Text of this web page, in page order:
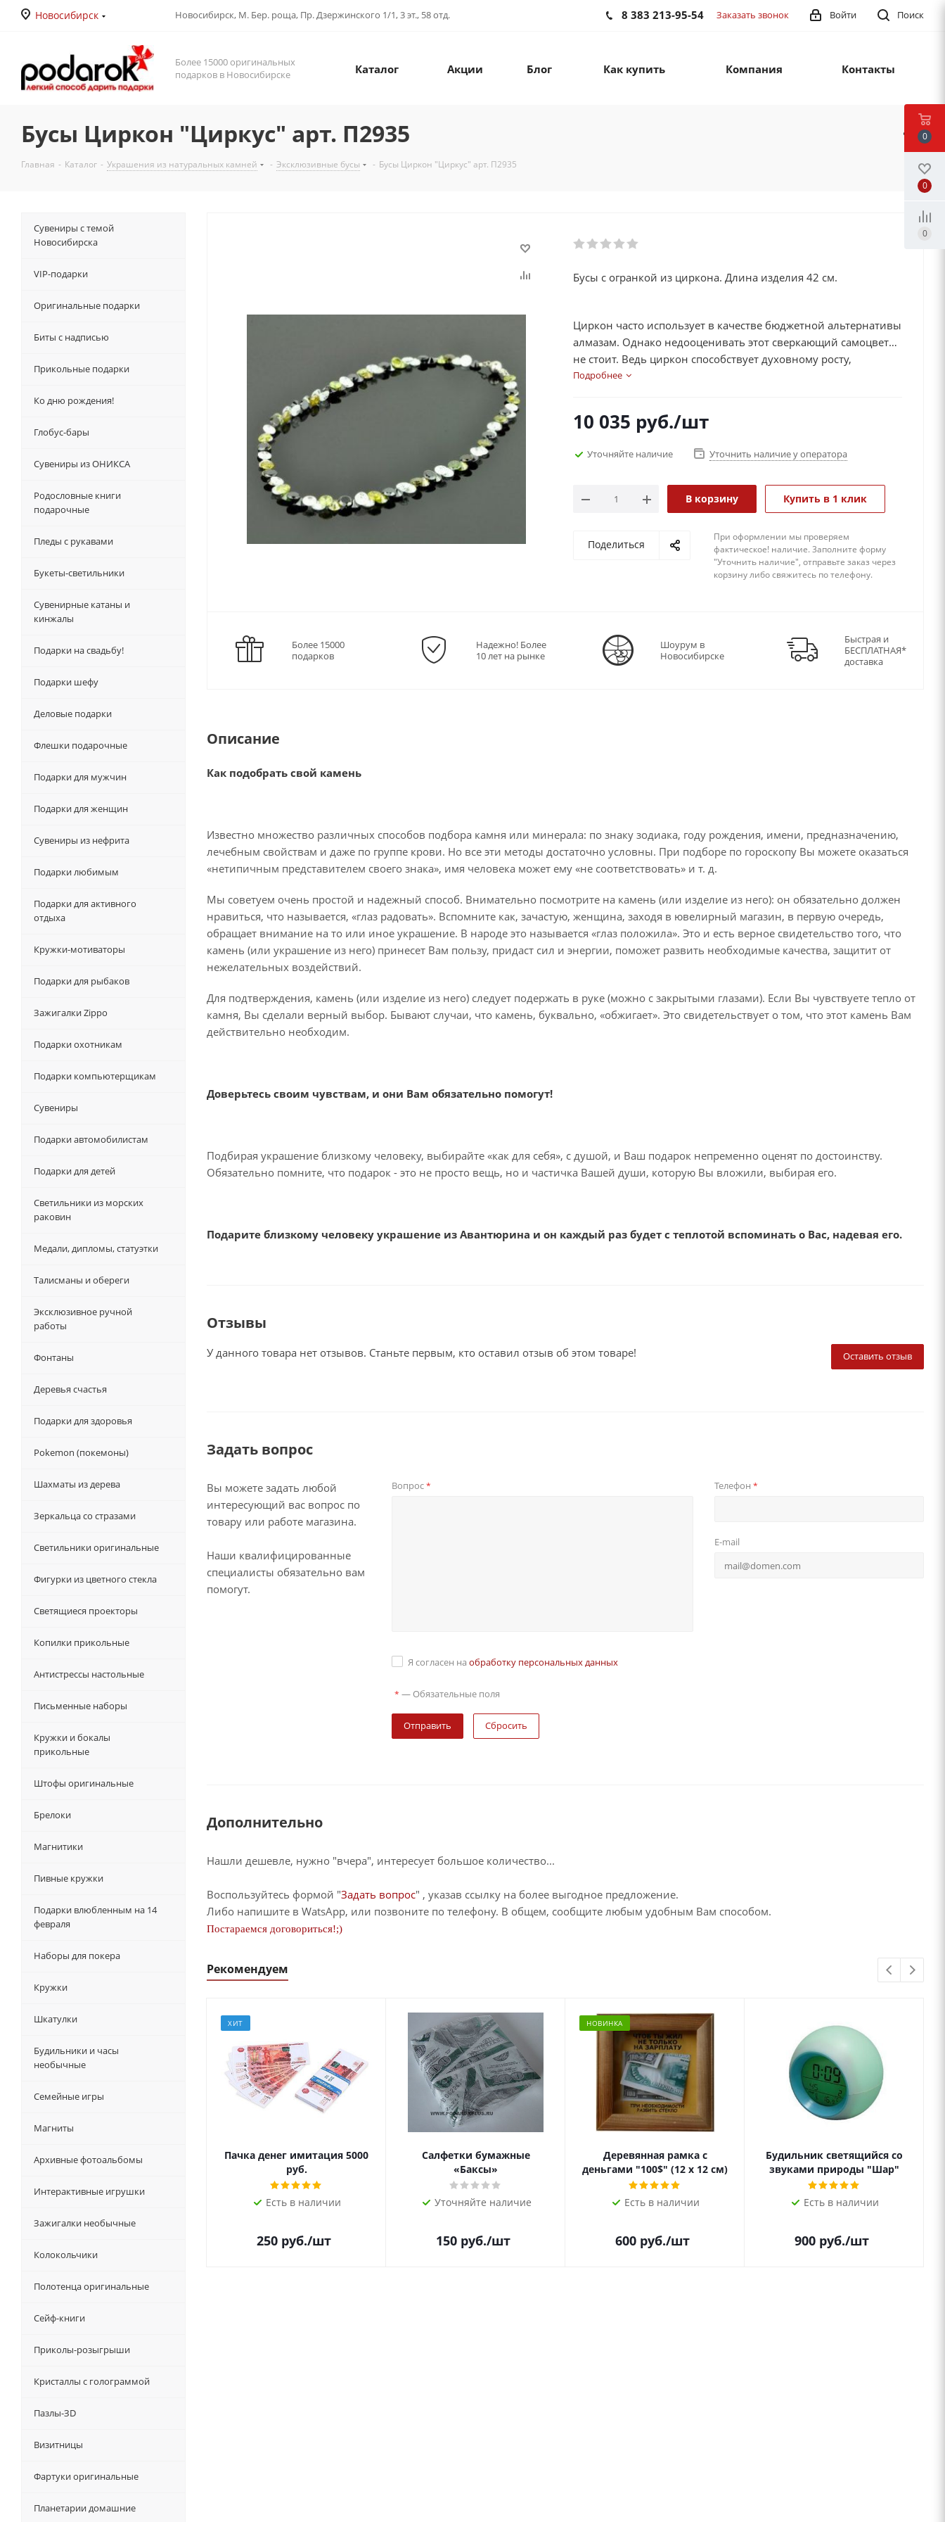
Новосибирск Новосибирск, М. Бер. роща, Пр. Дзержинского 1/1, 3 эт., 58 отд. Поиск
Войти
8 383 213-95-54 Заказать звонок
Более 15000 оригинальных
подарков в Новосибирске
Каталог Акции Блог Как купить Компания Контакты
Бусы Циркон "Циркус" арт. П2935
Главная - Каталог - Украшения из натуральных камней - Эксклюзивные бусы - Бусы Циркон "Циркус" арт. П2935
Бусы с огранкой из циркона. Длина изделия 42 см.
Циркон часто использует в качестве бюджетной альтернативы
алмазам. Однако недооценивать этот сверкающий самоцвет
не стоит. Ведь циркон способствует духовному росту,
настраивает на самопознание и медитацию. Кроме того, он
выгодной сделки, удачной торговой операции, подписании
ученым. Более того, этот камень наделяет верой в
уверенность и рассудительность.
Подробнее
10 035 руб./шт
Уточняйте наличие Уточнить наличие у оператора
В корзину Купить в 1 клик
Поделиться
При оформлении мы проверяем
фактическое! наличие. 3аполните форму
"Уточнить наличие", отправьте заказ через
корзину либо свяжитесь по телефону.
Более 15000
подарков
Надежно! Более
10 лет на рынке
Шоурум в
Новосибирске
Быстрая и
БЕСПЛАТНАЯ*
доставка
Описание
Как подобрать свой камень
Известно множество различных способов подбора камня или минерала: по знаку зодиака, году рождения, имени, предназначению,
лечебным свойствам и даже по группе крови. Но все эти методы достаточно условны. При подборе по гороскопу Вы можете оказаться
«нетипичным представителем своего знака», имя человека может ему «не соответствовать» и т. д.
Мы советуем очень простой и надежный способ. Внимательно посмотрите на камень (или изделие из него): он обязательно должен
нравиться, что называется, «глаз радовать». Вспомните как, зачастую, женщина, заходя в ювелирный магазин, в первую очередь,
обращает внимание на то или иное украшение. В народе это называется «глаз положила». Это и есть верное свидетельство того, что
камень (или украшение из него) принесет Вам пользу, придаст сил и энергии, поможет развить необходимые качества, защитит от
нежелательных воздействий.
Для подтверждения, камень (или изделие из него) следует подержать в руке (можно с закрытыми глазами). Если Вы чувствуете тепло от
камня, Вы сделали верный выбор. Бывают случаи, что камень, буквально, «обжигает». Это свидетельствует о том, что этот камень Вам
действительно необходим.
Доверьтесь своим чувствам, и они Вам обязательно помогут!
Подбирая украшение близкому человеку, выбирайте «как для себя», с душой, и Ваш подарок непременно оценят по достоинству.
Обязательно помните, что подарок - это не просто вещь, но и частичка Вашей души, которую Вы вложили, выбирая его.
Подарите близкому человеку украшение из Авантюрина и он каждый раз будет с теплотой вспоминать о Вас, надевая его.
Отзывы
Оставить отзыв
У данного товара нет отзывов. Станьте первым, кто оставил отзыв об этом товаре!
Задать вопрос
Вы можете задать любой
интересующий вас вопрос по
товару или работе магазина.
Наши квалифицированные
специалисты обязательно вам
помогут.
Вопрос* Телефон *
E-mail
Я согласен на обработку персональных данных
* — Обязательные поля
Сбросить
Дополнительно
Нашли дешевле, нужно "вчера", интересует большое количество...
Воспользуйтесь формой "Задать вопрос" , указав ссылку на более выгодное предложение.
Либо напишите в WatsApp, или позвоните по телефону. В общем, сообщите любым удобным Вам способом.
Постараемся договориться!;)
Рекомендуем
ХИТ
Пачка денег имитация 5000
руб.
Есть в наличии
250 руб./шт
Салфетки бумажные
«Баксы»
Уточняйте наличие
150 руб./шт
НОВИНКА
Деревянная рамка с
деньгами "100$" (12 х 12 см)
Есть в наличии
600 руб./шт
Будильник светящийся со
звуками природы "Шар"
Есть в наличии
900 руб./шт
Сувениры с темой
Новосибирска
VIP-подарки
Оригинальные подарки
Биты с надписью
Прикольные подарки
Ко дню рождения!
Глобус-бары
Сувениры из ОНИКСА
Родословные книги
подарочные
Пледы с рукавами
Букеты-светильники
Сувенирные катаны и
кинжалы
Подарки на свадьбу!
Подарки шефу
Деловые подарки
Флешки подарочные
Подарки для мужчин
Подарки для женщин
Сувениры из нефрита
Подарки любимым
Подарки для активного
отдыха
Кружки-мотиваторы
Подарки для рыбаков
Зажигалки Zippo
Подарки охотникам
Подарки компьютерщикам
Сувениры
Подарки автомобилистам
Подарки для детей
Светильники из морских
раковин
Медали, дипломы, статуэтки
Талисманы и обереги
Эксклюзивное ручной
работы
Фонтаны
Деревья счастья
Подарки для здоровья
Pokemon (покемоны)
Шахматы из дерева
Зеркальца со стразами
Светильники оригинальные
Фигурки из цветного стекла
Светящиеся проекторы
Копилки прикольные
Антистрессы настольные
Письменные наборы
Кружки и бокалы
прикольные
Штофы оригинальные
Брелоки
Магнитики
Пивные кружки
Подарки влюбленным на 14
февраля
Наборы для покера
Кружки
Шкатулки
Будильники и часы
необычные
Семейные игры
Магниты
Архивные фотоальбомы
Интерактивные игрушки
Зажигалки необычные
Колокольчики
Полотенца оригинальные
Сейф-книги
Приколы-розыгрыши
Кристаллы с голограммой
Пазлы-ЗD
Визитницы
Фартуки оригинальные
Планетарии домашние
0
0
0